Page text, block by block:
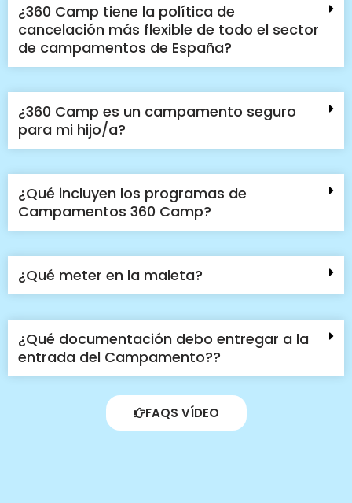
¿360 Camp tiene la política de
cancelación más flexible de todo el sector
de campamentos de España?
¿360 Camp es un campamento seguro
para mi hijo/a?
¿Qué incluyen los programas de
Campamentos 360 Camp?
¿Qué meter en la maleta?
¿Qué documentación debo entregar a la
entrada del Campamento??
FAQS VÍDEO